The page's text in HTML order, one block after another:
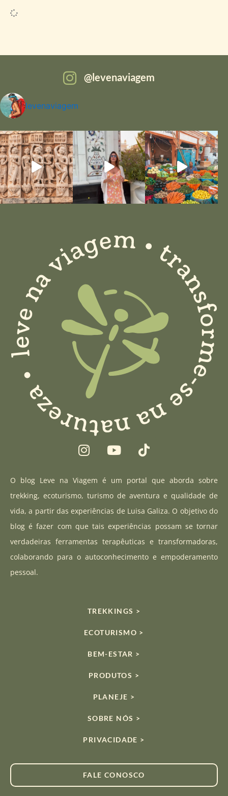
levenaviagem
levenaviagem
I
n
t
a
g
a
m
Y
o
t
u
b
T
i
t
o
k
O blog Leve na Viagem é um portal que aborda sobre
trekking, ecoturismo, turismo de aventura e qualidade de
vida, a partir das experiências de Luisa Galiza. O objetivo do
blog é fazer com que tais experiências possam se tornar
verdadeiras ferramentas terapêuticas e transformadoras,
colaborando para o autoconhecimento e empoderamento
pessoal.
TREKKINGS >
ECOTURISMO >
BEM-ESTAR >
PRODUTOS >
PLANEJE >
SOBRE NÓS >
PRIVACIDADE >
FALE CONOSCO